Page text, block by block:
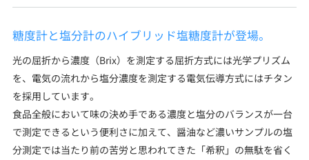
糖度計と塩分計のハイブリッド塩糖度計が登場。
光の屈折から濃度（Brix）を測定する屈折方式には光学プリズム
を、電気の流れから塩分濃度を測定する電気伝導方式にはチタン
を採用しています。
食品全般において味の決め手である濃度と塩分のバランスが一台
で測定できるという便利さに加えて、醤油など濃いサンプルの塩
分測定では当たり前の苦労と思われてきた「希釈」の無駄を省く